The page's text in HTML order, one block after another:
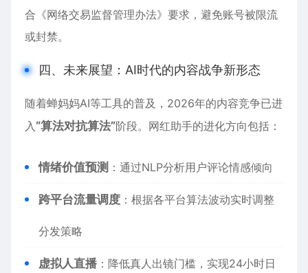
合《网络交易监督管理办法》要求，避免账号被限流
或封禁。
四、未来展望：AI时代的内容战争新形态
随着蝉妈妈AI等工具的普及，2026年的内容竞争已进
入 “算法对抗算法”阶段。网红助手的进化方向包括：
情绪价值预测 ：通过NLP分析用户评论情感倾向
跨平台流量调度 ：根据各平台算法波动实时调整
分发策略
虚拟人直播 ：降低真人出镜门槛，实现24小时日